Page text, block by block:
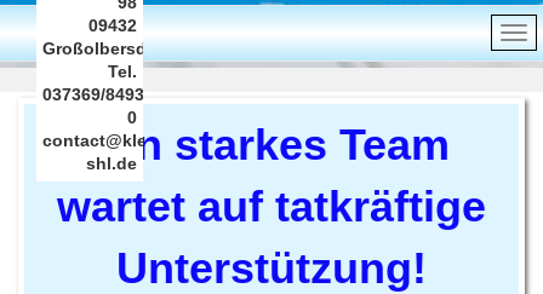
09432
Großolbersdorf
Tel.
037369/8493-
0
contact@klempner-
shl.de
Ein starkes Team
wartet auf tatkräftige
Unterstützung!